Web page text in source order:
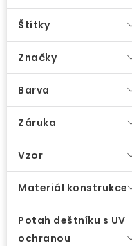
Deštníky
Kolekce
Prodávané značky
Klub
Štítky
Značky
Barva
Záruka
Vzor
Materiál konstrukce
Potah deštníku s UV
ochranou
i
s
r
d
t